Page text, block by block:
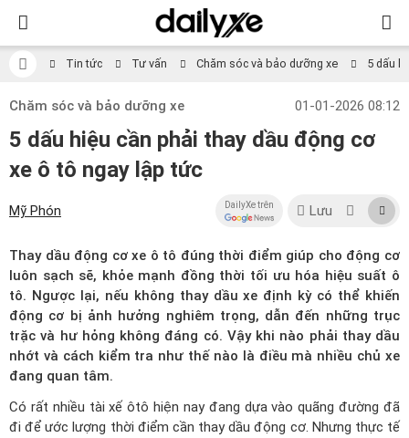
Tin tức Tư vấn Chăm sóc và bảo dưỡng xe 5 dấu
Chăm sóc và bảo dưỡng xe 01-01-2026 08:12
5 dấu hiệu cần phải thay dầu động cơ
xe ô tô ngay lập tức
Mỹ Phón DailyXe trên Lưu
Thay dầu động cơ xe ô tô đúng thời điểm giúp cho động cơ
luôn sạch sẽ, khỏe mạnh đồng thời tối ưu hóa hiệu suất ô
tô. Ngược lại, nếu không thay dầu xe định kỳ có thể khiến
động cơ bị ảnh hưởng nghiêm trọng, dẫn đến những trục
trặc và hư hỏng không đáng có. Vậy khi nào phải thay dầu
nhớt và cách kiểm tra như thế nào là điều mà nhiều chủ xe
đang quan tâm.
Có rất nhiều tài xế ôtô hiện nay đang dựa vào quãng đường đã
đi để ước lượng thời điểm cần thay dầu động cơ. Nhưng thực tế